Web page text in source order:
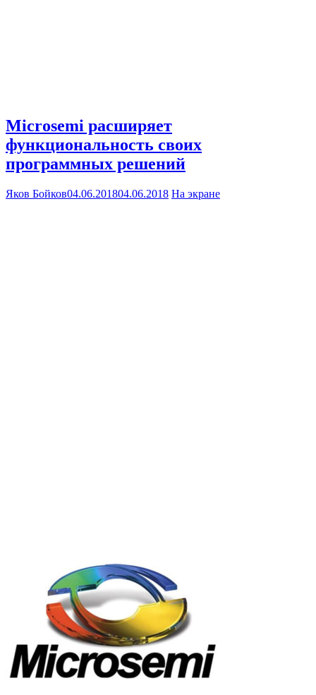
Microsemi расширяет
функциональность своих
программных решений
Яков Бойков04.06.201804.06.2018 На экране